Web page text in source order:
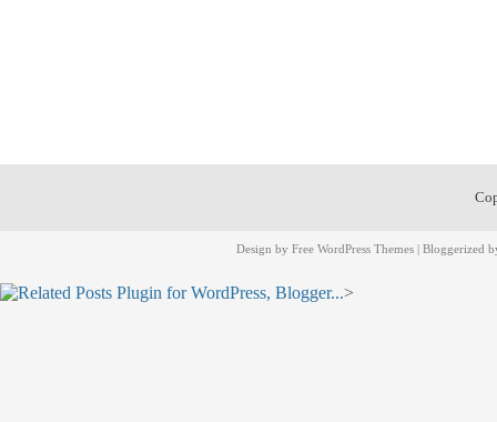
Design by Free WordPress Themes | Bloggerized
>